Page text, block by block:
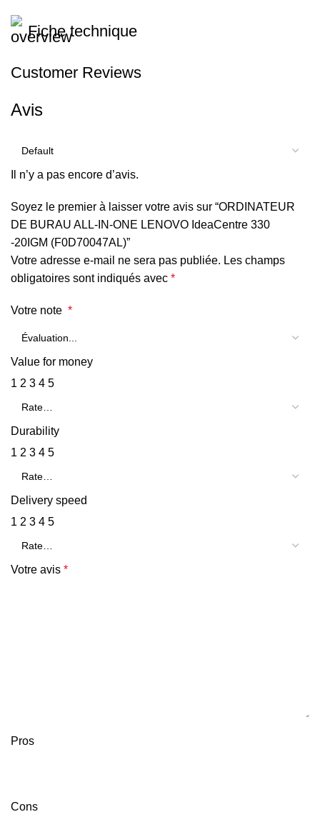
Fiche technique
Customer Reviews
Avis
Il n’y a pas encore d’avis.
Soyez le premier à laisser votre avis sur “ORDINATEUR
DE BURAU ALL-IN-ONE LENOVO IdeaCentre 330
-20IGM (F0D70047AL)”
Votre adresse e-mail ne sera pas publiée. Les champs
obligatoires sont indiqués avec *
Votre note *
Value for money
1 2 3 4 5
Durability
1 2 3 4 5
Delivery speed
1 2 3 4 5
Votre avis *
Pros
Cons